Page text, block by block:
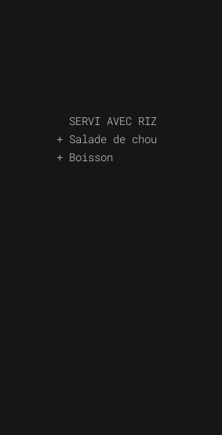
SERVI AVEC RIZ
+ Salade de chou
+ Boisson